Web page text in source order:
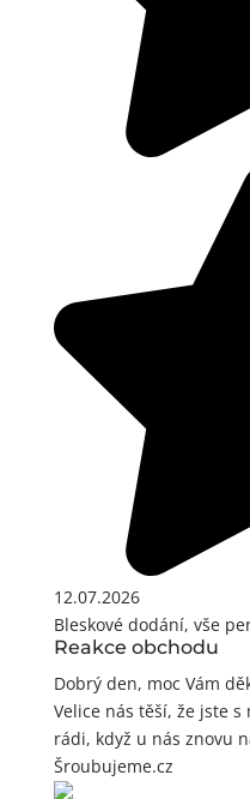
12.07.2026
Bleskové dodání, vše
Reakce obchodu
Dobrý den, moc Vám
Velice nás těší, že jste
rádi, když u nás znovu
Šroubujeme.cz